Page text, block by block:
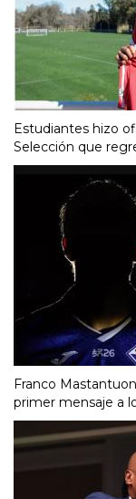
Estudiantes hizo
Selección que
Franco
primer mensaje a